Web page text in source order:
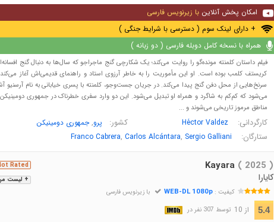
امکان پخش آنلاین با زیرنویس فارسی
+ دارای لینک سوم ( دسترسی با شرایط جنگی )
همراه با نسخه کامل دوبله فارسی ( دو زبانه )
فیلم داستان کلمنته مونده‌گو را روایت می‌کند؛ یک شکارچی گنج ماجراجو که سال‌ها به دنبال گنج
کریستف کلمب بوده است. او این مأموریت را به خاطر آرزوی استاد و راهنمای قدیمی‌اش آغاز
سرنخ‌هایی از محل دفن گنج پیدا می‌کند. در جریان جست‌وجو، کلمنته با پسری خیابانی به نام آرسنیو
می‌شود که کم‌کم به شاگرد و همراه او تبدیل می‌شود. این دو وارد سفری خطرناک در جمهوری
مناطق مرموز تاریخی می‌شوند و ...
کارگردانی:Héctor Valdez کشور: پرو,جمهوری دومینیکن
ستارگان: Franco Cabrera, Carlos Alcántara, Sergio Galliani
+ لیست
Rated Kayara( 2025 )
کایارا
کیفیت :WEB-DL 1080p با زیرنویس فارسی
5.4 از 10 توسط 307 نفر در